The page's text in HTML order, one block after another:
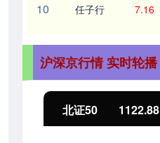
10 任子行 7.16
沪深京行情 实时轮播
北证50 1122.88